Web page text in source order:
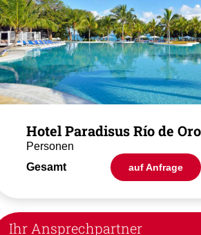
Hotel Paradisus Río de Oro
Personen
Gesamt
auf Anfrage
Ihr Ansprechpartner